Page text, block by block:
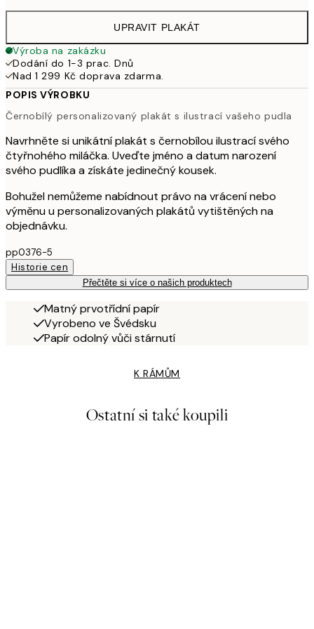
UPRAVIT PLAKÁT
Výroba na zakázku
Dodání do 1-3 prac. Dnů
Nad 1 299 Kč doprava zdarma.
POPIS VÝROBKU
Černobílý personalizovaný plakát s ilustrací vašeho pudla
Navrhněte si unikátní plakát s černobílou ilustrací svého
čtyřnohého miláčka. Uveďte jméno a datum narození
svého pudlíka a získáte jedinečný kousek.
Bohužel nemůžeme nabídnout právo na vrácení nebo
výměnu u personalizovaných plakátů vytištěných na
objednávku.
pp0376-5
Historie cen
Přečtěte si více o našich produktech
Matný prvotřídní papír
Vyrobeno ve Švédsku
Papír odolný vůči stárnutí
K RÁMŮM
Ostatní si také koupili